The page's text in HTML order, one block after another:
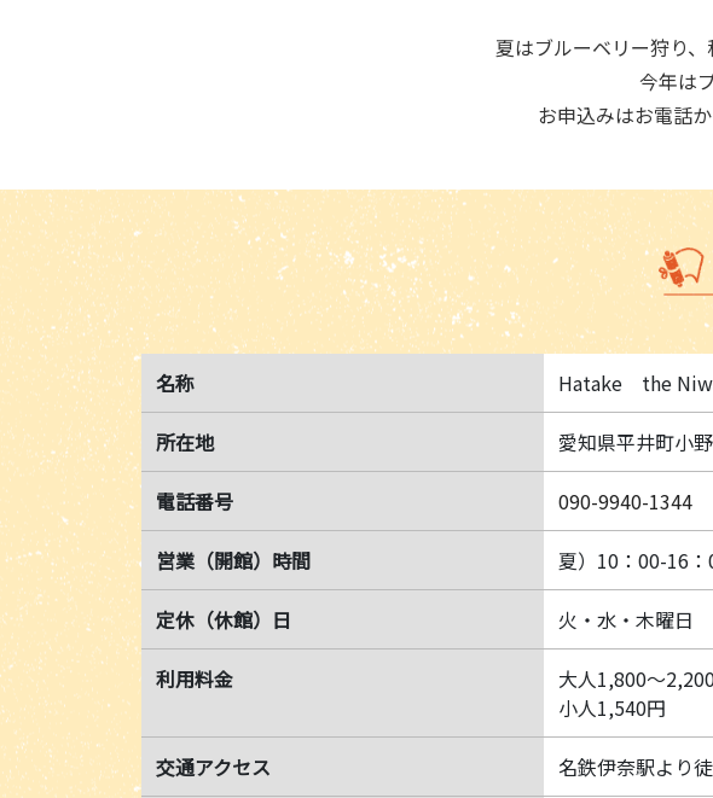
夏はブルーベリー狩り
今年は
お申込みはお電話
名称 Hatake the
所在地 愛知県平井町小
電話番号 090-9940-1344
営業（開館）時間 夏）10：00-16
定休（休館）日 火・水・木曜日
利用料金
大人1,800～
小人1,540円
交通アクセス 名鉄伊奈駅より